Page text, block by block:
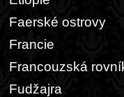
Faerské ostrovy
Francie
Francouzská
Fudžajra